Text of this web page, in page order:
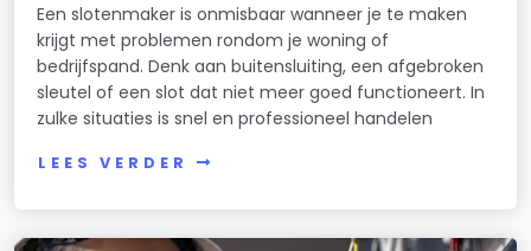
Een slotenmaker is onmisbaar wanneer je te maken
krijgt met problemen rondom je woning of
bedrijfspand. Denk aan buitensluiting, een afgebroken
sleutel of een slot dat niet meer goed functioneert. In
zulke situaties is snel en professioneel handelen
LEES VERDER